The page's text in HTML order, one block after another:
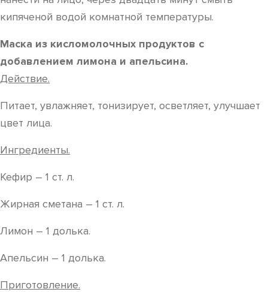
кипяченой водой комнатной температуры.
Маска из кисломолочных продуктов с
добавлением лимона и апельсина.
Действие.
Питает, увлажняет, тонизирует, осветляет, улучшает
цвет лица.
Ингредиенты.
Кефир – 1 ст. л.
Жирная сметана – 1 ст. л.
Лимон – 1 долька.
Апельсин – 1 долька.
Приготовление.